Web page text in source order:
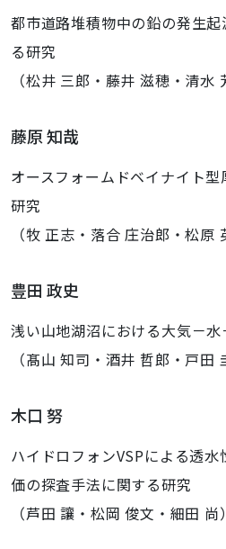
都市道路堆積物中の鉛の発生
る研究
（松井 三郎・藤井 滋穂・清水
藤原 知哉
オースフォームドベイナイト
研究
（牧 正志・落合 庄治郎・松原
豊田 政史
浅い山地湖沼における大気－
（髙山 知司・酒井 哲郎・戸田
木口 努
ハイドロフォンVSPによる透
価の探査手法に関する研究
（芦田 讓・松岡 俊文・細田 尚）